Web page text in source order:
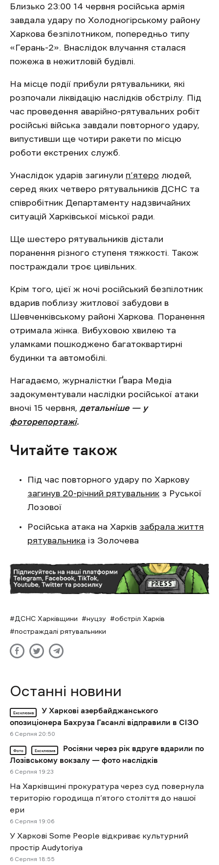
Близько 23:00 14 червня російська армія
завдала удару по Холодногірському району
Харкова безпілотником, попередньо типу
«Герань-2». Внаслідок влучання сталася
пожежа в нежитловій будівлі.
На місце події прибули рятувальники, які
розпочали ліквідацію наслідків обстрілу. Під
час проведення аварійно-рятувальних робіт
російські війська завдали повторного удару,
випустивши ще чотири ракети по місцю
роботи екстрених служб.
Унаслідок ударів загинули п’ятеро людей,
серед яких четверо рятувальників ДСНС та
співробітник Департаменту надзвичайних
ситуацій Харківської міської ради.
Ще шестеро рятувальників дістали
поранення різного ступеня тяжкості. Також
постраждали троє цивільних.
Крім того, цієї ж ночі російський безпілотник
вдарив поблизу житлової забудови в
Шевченківському районі Харкова. Поранення
отримала жінка. Вибуховою хвилею та
уламками пошкоджено багатоквартирні
будинки та автомобілі.
Нагадаємо, журналістки Ґвара Медіа
задокументували наслідки російської атаки
вночі 15 червня, детальніше — у
фоторепортажі.
Читайте також
Під час повторного удару по Харкову
загинув 20-річний рятувальник з Руської
Лозової
Російська атака на Харків забрала життя
рятувальника із Золочева
ДСНС Харківщини нуцзу
обстріл Харків
постраждалі рятувальники
Останні новини
Ексклюзив
У Харкові азербайджанського
опозиціонера Бахруза Гасанлі відправили в СІЗО
6 Cерпня 20:50
Фото Ексклюзив
Росіяни через рік вдруге вдарили по
Лозівському вокзалу — фото наслідків
6 Cерпня 19:23
На Харківщині прокуратура через суд повернула
територію городища п’ятого століття до нашої
ери
6 Cерпня 19:06
У Харкові Some People відкриває культурний
простір Audytoriya
6 Cерпня 18:55